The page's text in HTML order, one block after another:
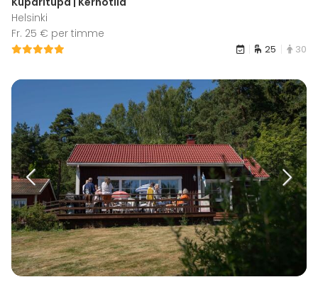
Helsinki
Fr. 25 € per timme
25 30